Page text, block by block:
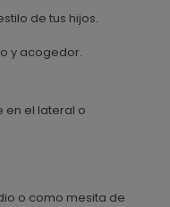
de tus hijos.
y acogedor.
en el lateral o
o como mesita de